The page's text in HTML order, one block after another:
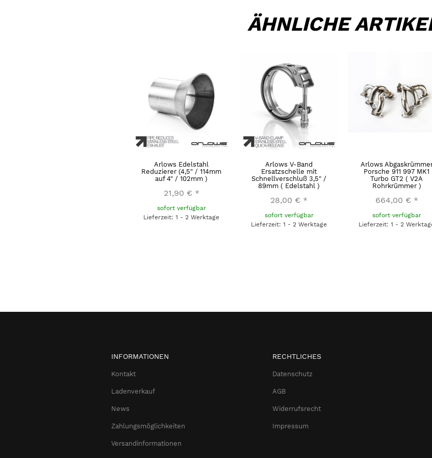
ÄHNLICHE
Arlows Edelstahl
Reduzierer (4,5" / 114mm
auf 4" / 102mm )
21,90 € *
sofort verfügbar
Lieferzeit: 1 - 2 Werktage
Arlows V-Band
Ersatzschelle mit
Schnellverschluß 3,5" /
89mm ( Edelstahl )
28,00 € *
sofort verfügbar
Lieferzeit: 1 - 2 Werktage
Arlows
Porsche 911 997 MK1
Turbo GT2 ( V2A
Rohrkrümmer )
664,00 € *
sofort verfügbar
Lieferzeit: 1 - 2
INFORMATIONEN
Kontakt
Ladenverkauf
News
Zahlungsmöglichkeiten
Versandinformationen
RECHTLICHES
Datenschutz
AGB
Widerrufsrecht
Impressum